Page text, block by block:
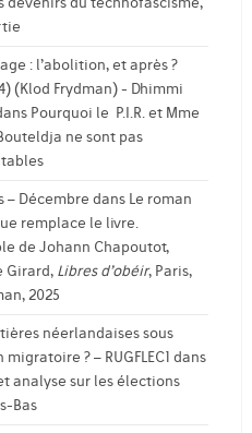
: l’abolition, et après ?
(Klod Frydman) - Dhimmi
Pourquoi le P.I.R. et Mme
ne sont pas
– Décembre dans Le roman
remplace le livre.
de Johann Chapoutot,
Girard, Libres d’obéir, Paris,
2025
néerlandaises sous
migratoire ? – RUGFLEC1 dans
analyse sur les élections
Bas